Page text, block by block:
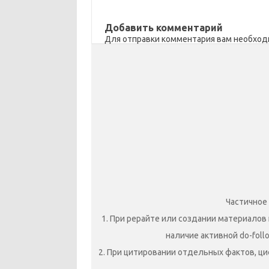
ik
и
Добавить комментарий
Для отправки комментария вам
1. При рерайте или создании
наличие активной do-
2. При цитировании отдельных фактов,